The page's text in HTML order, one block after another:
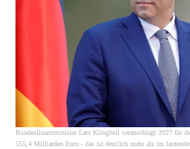
Bundesfinanzminister Lars Klingbeil veranschlagt 2027 für
555,4 Milliarden Euro - das ist deutlich mehr als im